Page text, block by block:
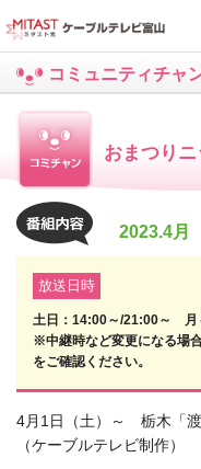
コミュニティチャ
おまつり
2023.4月
放送日時
土日：14:00～/21:00～ 月
※中継時など変更になる場
をご確認ください。
4月1日（土）～ 栃木「渡
（ケーブルテレビ制作）